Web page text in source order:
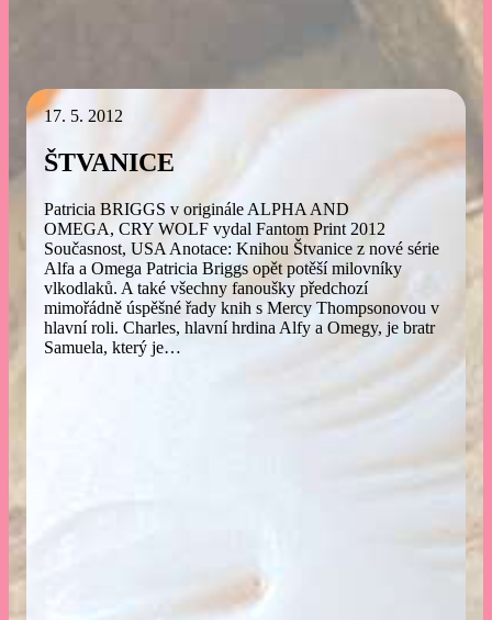
17. 5. 2012
ŠTVANICE
Patricia BRIGGS v originále ALPHA AND
OMEGA, CRY WOLF vydal Fantom Print 2012
Současnost, USA Anotace: Knihou Štvanice z nové série
Alfa a Omega Patricia Briggs opět potěší milovníky
vlkodlaků. A také všechny fanoušky předchozí
mimořádně úspěšné řady knih s Mercy Thompsonovou v
hlavní roli. Charles, hlavní hrdina Alfy a Omegy, je bratr
Samuela, který je…